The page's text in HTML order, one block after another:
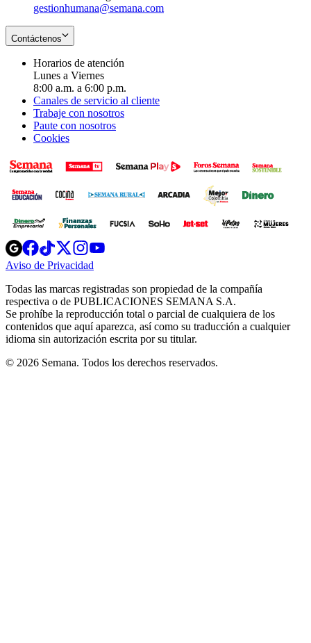
gestionhumana@semana.com
Contáctenos
Horarios de atención
Lunes a Viernes
8:00 a.m. a 6:00 p.m.
Canales de servicio al cliente
Trabaje con nosotros
Paute con nosotros
Cookies
Opens
in
new
Opens
in
new
Opens
in
new
window
Opens
new
windowwindow
Aviso de Privacidad
new
window
Todas las marcas registradas son propiedad de la compañía
respectiva o de PUBLICACIONES SEMANA S.A.
Se prohíbe la reproducción total o parcial de cualquiera de los
contenidos que aquí aparezca, así como su traducción a cualquier
idioma sin autorización escrita por su titular.
© 2026 Semana. Todos los derechos reservados.